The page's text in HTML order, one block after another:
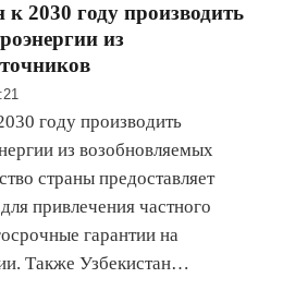
к 2030 году производить
из
году производить
из возобновляемых
страны предоставляет
привлечения частного
гарантии на
Также Узбекистан…